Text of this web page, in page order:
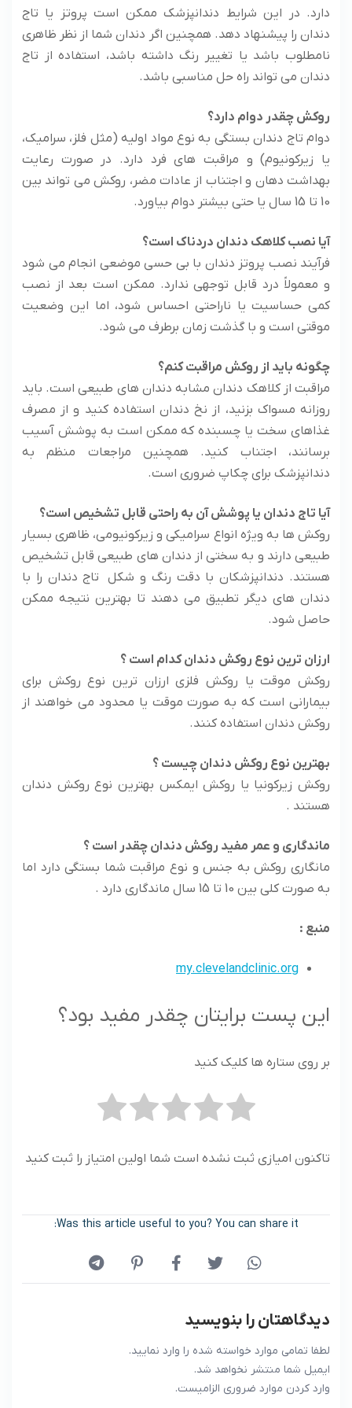
دارد. در این شرایط دندانپزشک ممکن است پروتز یا تاج
دندان را پیشنهاد دهد. همچنین اگر دندان شما از نظر ظاهری
نامطلوب باشد یا تغییر رنگ داشته باشد، استفاده از تاج
دندان می تواند راه حل مناسبی باشد.
روکش چقدر دوام دارد؟
دوام تاج دندان بستگی به نوع مواد اولیه (مثل فلز، سرامیک،
یا زیرکونیوم) و مراقبت های فرد دارد. در صورت رعایت
بهداشت دهان و اجتناب از عادات مضر، روکش می تواند بین
10 تا 15 سال یا حتی بیشتر دوام بیاورد.
آیا نصب کلاهک دندان دردناک است؟
فرآیند نصب پروتز دندان با بی حسی موضعی انجام می شود
و معمولاً درد قابل توجهی ندارد. ممکن است بعد از نصب
کمی حساسیت یا ناراحتی احساس شود، اما این وضعیت
موقتی است و با گذشت زمان برطرف می شود.
چگونه باید از روکش مراقبت کنم؟
مراقبت از کلاهک دندان مشابه دندان های طبیعی است. باید
روزانه مسواک بزنید، از نخ دندان استفاده کنید و از مصرف
غذاهای سخت یا چسبنده که ممکن است به پوشش آسیب
برسانند، اجتناب کنید. همچنین مراجعات منظم به
دندانپزشک برای چکاپ ضروری است.
آیا تاج دندان یا پوشش آن به راحتی قابل تشخیص است؟
روکش ها به ویژه انواع سرامیکی و زیرکونیومی، ظاهری بسیار
طبیعی دارند و به سختی از دندان های طبیعی قابل تشخیص
هستند. دندانپزشکان با دقت رنگ و شکل تاج دندان را با
دندان های دیگر تطبیق می دهند تا بهترین نتیجه ممکن
حاصل شود.
ارزان ترین نوع روکش دندان کدام است ؟
روکش موقت یا روکش فلزی ارزان ترین نوع روکش برای
بیمارانی است که به صورت موقت یا محدود می خواهند از
روکش دندان استفاده کنند.
بهترین نوع روکش دندان چیست ؟
روکش زیرکونیا یا روکش ایمکس بهترین نوع روکش دندان
هستند .
ماندگاری و عمر مفید روکش دندان چقدر است ؟
مانگاری روکش به جنس و نوع مراقبت شما بستگی دارد اما
به صورت کلی بین 10 تا 15 سال ماندگاری دارد .
منبع :
my.clevelandclinic.org
این پست برایتان چقدر مفید بود؟
بر روی ستاره ها کلیک کنید
تاکنون امیازی ثبت نشده است شما اولین امتیاز را ثبت کنید
Was this article useful to you? You can share it:
دیدگاهتان را بنویسید
لطفا تمامی موارد خواسته شده را وارد نمایید.
ایمیل شما منتشر نخواهد شد.
وارد کردن موارد ضروری الزامیست.